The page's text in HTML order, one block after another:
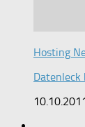
Hosting
Datenleck